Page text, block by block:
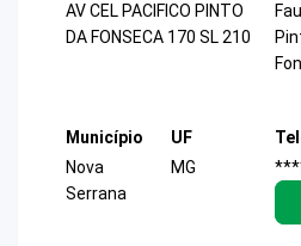
AV CEL PACIFICO PINTO
DA FONSECA 170 SL 210
Fon
Município
Nova
Serrana
UF
MG